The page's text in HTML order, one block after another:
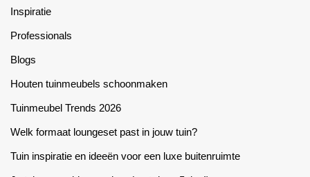
the
page
Inspiratie
Professionals
Blogs
Houten tuinmeubels schoonmaken
Tuinmeubel Trends 2026
Welk formaat loungeset past in jouw tuin?
Tuin inspiratie en ideeën voor een luxe buitenruimte